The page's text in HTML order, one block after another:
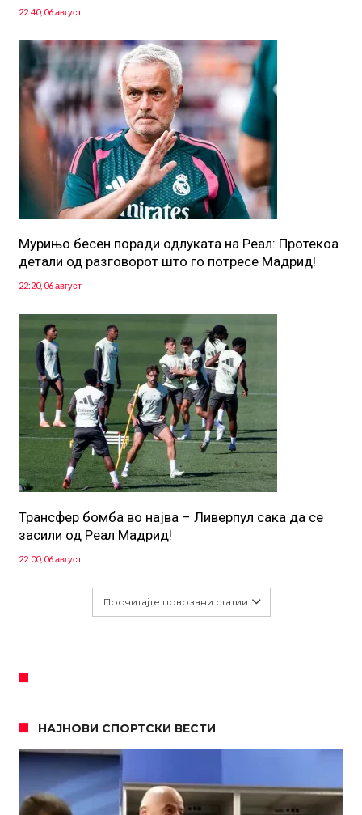
22:40, 06 август
Мурињо бесен поради одлуката на Реал: Протекоа
детали од разговорот што го потресе Мадрид!
22:20, 06 август
Трансфер бомба во најва – Ливерпул сака да се
засили од Реал Мадрид!
22:00, 06 август
Прочитајте поврзани статии
НАЈНОВИ СПОРТСКИ ВЕСТИ